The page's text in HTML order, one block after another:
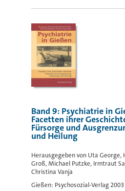
Band 9: Psychiatrie in
Facetten ihrer
Fürsorge und
und Heilung
Herausgegeben von Uta George,
Groß, Michael Putzke, Irmtraut
Christina Vanja
Gießen: Psychosozial-Verlag 2003